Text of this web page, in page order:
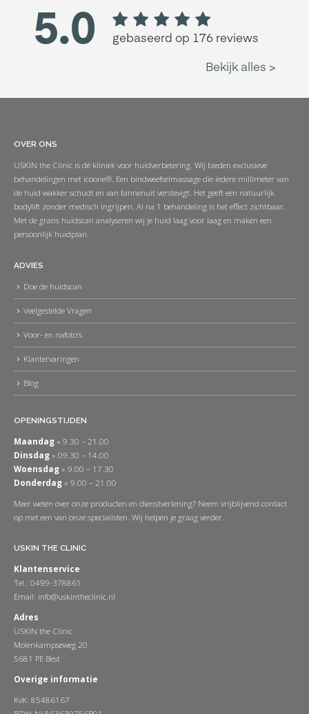
OVER ONS
USKIN the Clinic is dé kliniek voor huidverbetering. Wij bieden exclusieve
behandelingen met icoone®. Een bindweefselmassage die iedere millimeter van
de huid wakker schudt en van binnenuit verstevigt. Het geeft een natuurlijk
bodylift zonder medisch ingrijpen. Al na 1 behandeling is het effect zichtbaar.
Met de gratis huidscan analyseren wij je huid laag voor laag en maken een
persoonlijk huidplan.
ADVIES
Doe de huidscan
Veelgestelde Vragen
Voor- en nafoto’s
Klantervaringen
Blog
OPENINGSTIJDEN
Maandag » 9.30 – 21.00
Dinsdag » 09.30 – 14.00
Woensdag » 9.00 – 17.30
Donderdag » 9.00 – 21.00
Meer weten over onze producten en dienstverlening? Neem vrijblijvend contact
op met een van onze specialisten. Wij helpen je graag verder.
USKIN THE CLINIC
Klantenservice
Tel.: 0499-378861
Email: info@uskintheclinic.nl
Adres
USKIN the Clinic
Molenkampseweg 20
5681 PE Best
Overige informatie
KvK: 85486167